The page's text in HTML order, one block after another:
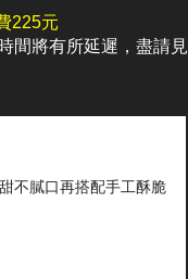
225元
間將有所延遲，盡請見
不膩口再搭配手工酥脆